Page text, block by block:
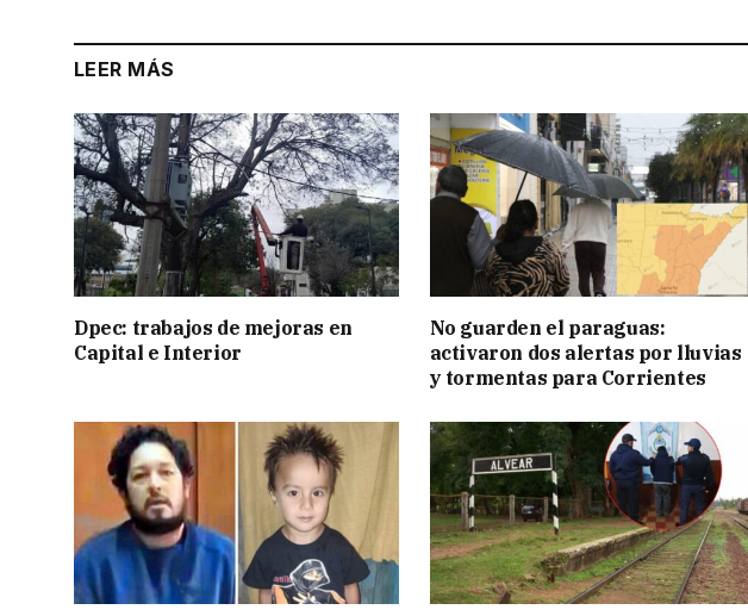
LEER MÁS
Dpec: trabajos de mejoras en
Capital e Interior
No guarden el paraguas:
activaron dos alertas por lluvias
y tormentas para Corrientes